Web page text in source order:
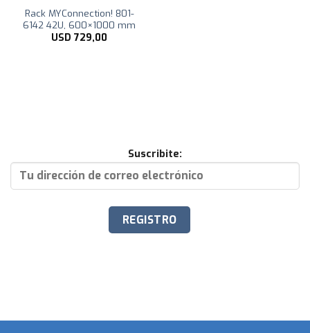
Rack MYConnection! 801-
6142 42U, 600×1000 mm
USD 729,00
Suscribite: